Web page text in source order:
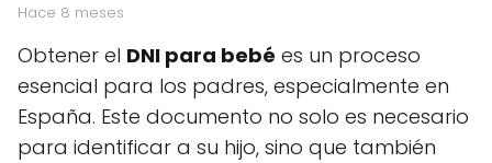
hace 8 meses
Obtener el DNI para bebé es un proceso
esencial para los padres, especialmente en
España. Este documento no solo es necesario
para identificar a su hijo, sino que también